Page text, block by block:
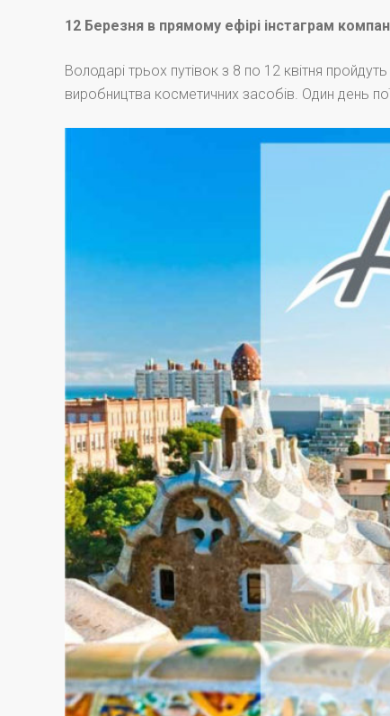
12 Березня в прямому ефірі інстаграм
Володарі трьох путівок з 8 по 12 квітня
виробництва косметичних засобів. Один день